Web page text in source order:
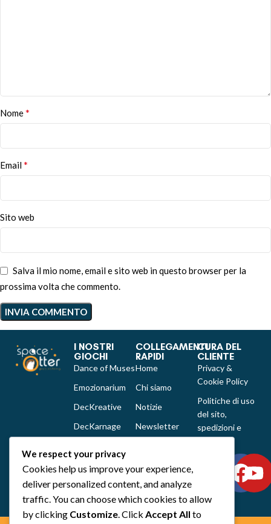
Nome*
Email*
Sito web
Salva il mio nome, email e sito web in questo browser per la
prossima volta che commento.
I NOSTRI
GIOCHI
Dance of Muses
Emozionarium
DecKreative
DecKarnage
Out of the box
comics
Tutti i prodotti
COLLEGAMENTI
RAPIDI
Home
Chi siamo
Notizie
Newsletter
CURA DEL
CLIENTE
Privacy &
Cookie Policy
Politiche di uso
del sito,
spedizioni e
reclami
We respect your privacy
Cookies help us improve your experience,
deliver personalized content, and analyze
traffic. You can choose which cookies to allow
by clicking Customize. Click Accept All to